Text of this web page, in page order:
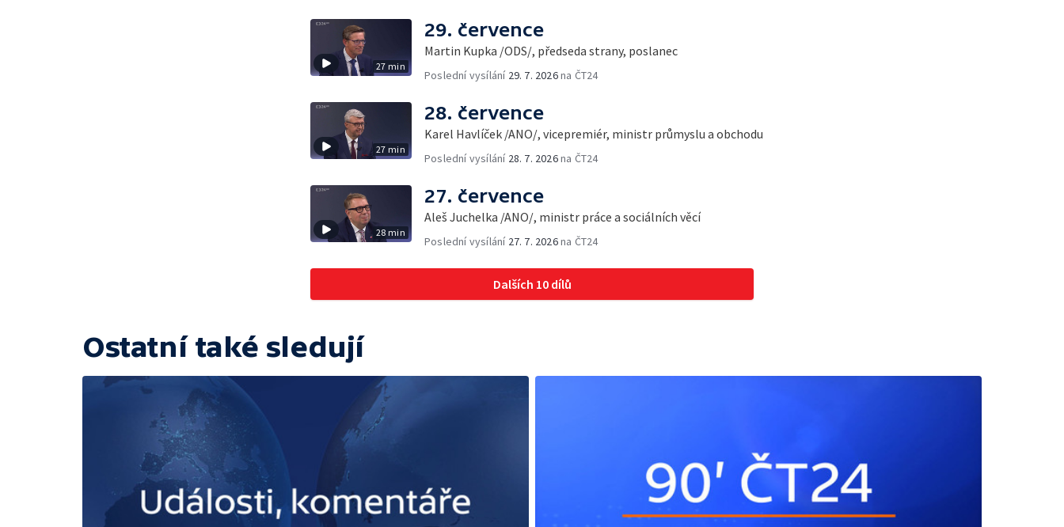
27 min
29. července
Martin Kupka /ODS/, předseda strany, poslanec
Poslední vysílání 29. 7. 2026na ČT24
27 min
28. července
Karel Havlíček /ANO/, vicepremiér, ministr průmyslu a obchodu
Poslední vysílání 28. 7. 2026na ČT24
28 min
27. července
Aleš Juchelka /ANO/, ministr práce a sociálních věcí
Poslední vysílání 27. 7. 2026na ČT24
Dalších 10 dílů
Ostatní také sledují